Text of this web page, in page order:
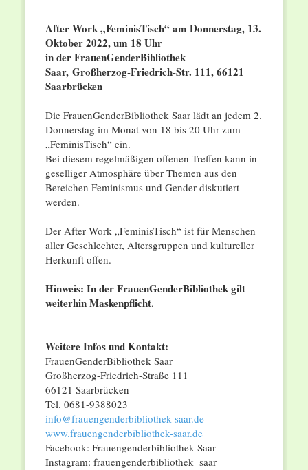
After Work „FeminisTisch“ am Donnerstag, 13.
Oktober 2022, um 18 Uhr
in der FrauenGenderBibliothek
Saar, Großherzog-Friedrich-Str. 111, 66121
Saarbrücken
Die FrauenGenderBibliothek Saar lädt an jedem 2.
Donnerstag im Monat von 18 bis 20 Uhr zum
„FeminisTisch“ ein.
Bei diesem regelmäßigen offenen Treffen kann in
geselliger Atmosphäre über Themen aus den
Bereichen Feminismus und Gender diskutiert
werden.
Der After Work „FeminisTisch“ ist für Menschen
aller Geschlechter, Altersgruppen und kultureller
Herkunft offen.
Hinweis: In der FrauenGenderBibliothek gilt
weiterhin Maskenpflicht.
Weitere Infos und Kontakt:
FrauenGenderBibliothek Saar
Großherzog-Friedrich-Straße 111
66121 Saarbrücken
Tel. 0681-9388023
info@frauengenderbibliothek-saar.de
www.frauengenderbibliothek-saar.de
Facebook: Frauengenderbibliothek Saar
Instagram: frauengenderbibliothek_saar